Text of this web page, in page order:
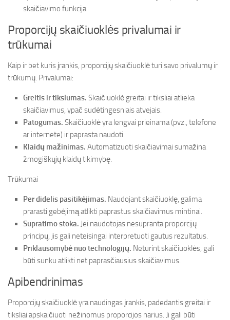
skaičiavimo funkcija.
Proporcijų skaičiuoklės privalumai ir
trūkumai
Kaip ir bet kuris įrankis, proporcijų skaičiuoklė turi savo privalumų ir
trūkumų. Privalumai:
Greitis ir tikslumas. Skaičiuoklė greitai ir tiksliai atlieka
skaičiavimus, ypač sudėtingesniais atvejais.
Patogumas. Skaičiuoklė yra lengvai prieinama (pvz., telefone
ar internete) ir paprasta naudoti.
Klaidų mažinimas. Automatizuoti skaičiavimai sumažina
žmogiškųjų klaidų tikimybę.
Trūkumai
Per didelis pasitikėjimas. Naudojant skaičiuoklę, galima
prarasti gebėjimą atlikti paprastus skaičiavimus mintinai.
Supratimo stoka. Jei naudotojas nesupranta proporcijų
principų, jis gali neteisingai interpretuoti gautus rezultatus.
Priklausomybė nuo technologijų. Neturint skaičiuoklės, gali
būti sunku atlikti net paprasčiausius skaičiavimus.
Apibendrinimas
Proporcijų skaičiuoklė yra naudingas įrankis, padedantis greitai ir
tiksliai apskaičiuoti nežinomus proporcijos narius. Ji gali būti